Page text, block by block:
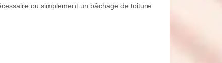
ou simplement un bâchage de toiture